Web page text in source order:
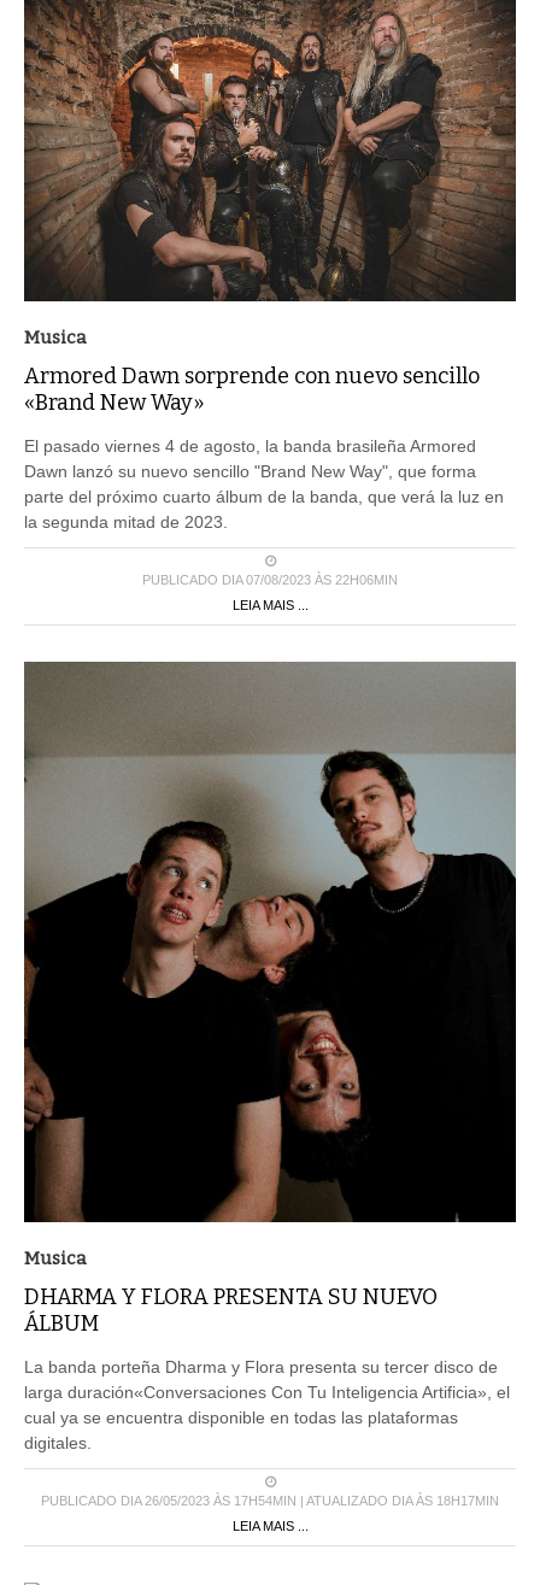
Musica
Armored Dawn sorprende con nuevo sencillo
«Brand New Way»
El pasado viernes 4 de agosto, la banda brasileña Armored
Dawn lanzó su nuevo sencillo "Brand New Way", que forma
parte del próximo cuarto álbum de la banda, que verá la luz en
la segunda mitad de 2023.
PUBLICADO DIA 07/08/2023 ÀS 22H06MIN
LEIA MAIS ...
Musica
DHARMA Y FLORA PRESENTA SU NUEVO
ÁLBUM
La banda porteña Dharma y Flora presenta su tercer disco de
larga duración«Conversaciones Con Tu Inteligencia Artificia», el
cual ya se encuentra disponible en todas las plataformas
digitales.
PUBLICADO DIA 26/05/2023 ÀS 17H54MIN | ATUALIZADO DIA ÀS 18H17MIN
LEIA MAIS ...